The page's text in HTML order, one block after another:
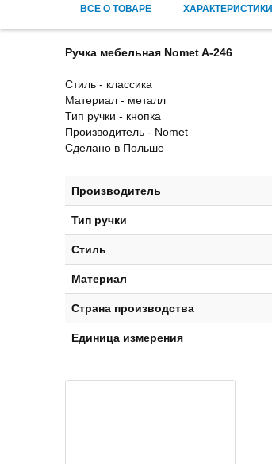
ВСЕ О ТОВАРЕ ХАРАКТЕРИСТИКИ
Ручка мебельная Nomet A-246
Стиль - классика
Материал - металл
Тип ручки - кнопка
Производитель - Nomet
Сделано в Польше
Производитель
Тип ручки
Стиль
Материал
Страна производства
Единица измерения